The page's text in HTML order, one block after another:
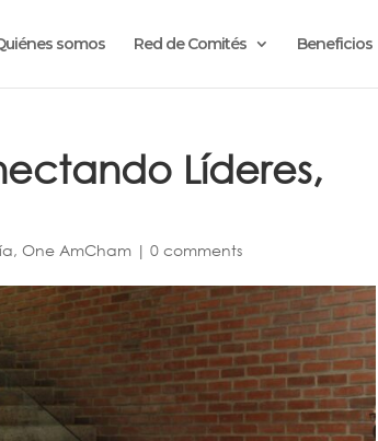
somos Red de Comités Beneficios
Líderes,
,One AmCham |0 comments